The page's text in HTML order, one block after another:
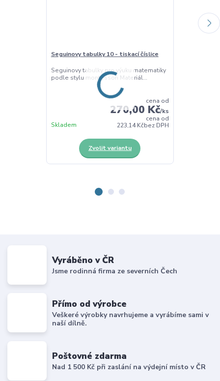
Seguinovy tabulky 10 - tiskací číslice
Seguinovy tabulky pro výuku matematiky
podle stylu montessori Materiál...
cena od
270,00 Kč/ks
cena od
223,14 Kčbez DPH
Skladem
Zvolit variantu
Vyráběno v ČR
Jsme rodinná firma ze severních Čech
Přímo od výrobce
Veškeré výrobky navrhujeme a vyrábíme sami v
naší dílně.
Poštovné zdarma
Nad 1 500 Kč při zaslání na výdejní místo v ČR